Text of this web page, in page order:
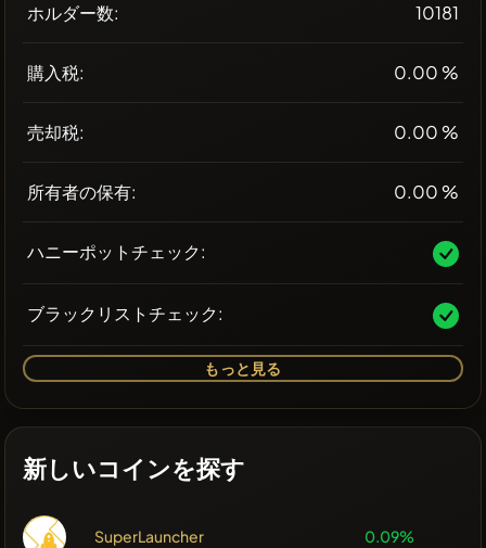
ホルダー数: 10181
購入税: 0.00 %
売却税: 0.00 %
所有者の保有: 0.00 %
ハニーポットチェック:
ブラックリストチェック:
もっと見る
新しいコインを探す
SuperLauncher 0.09%